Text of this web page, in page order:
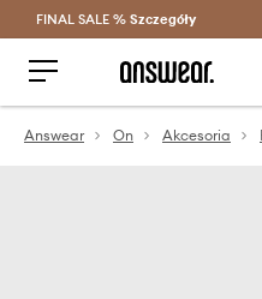
Oszczędzaj z
FINAL SALE % Szczegóły
Answear On Akcesoria